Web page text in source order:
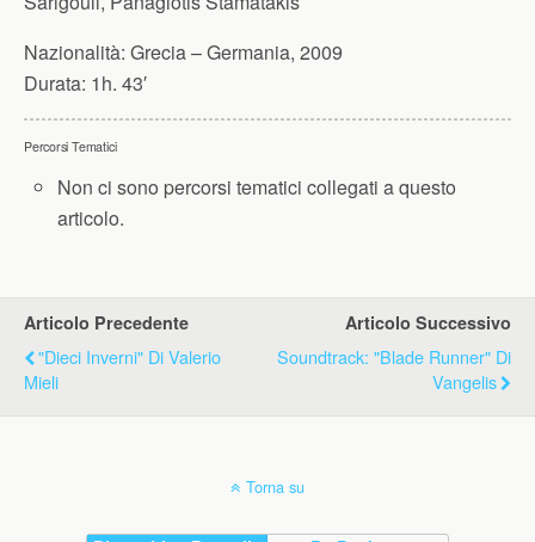
Nazionalità: Grecia – Germania, 2009
Durata: 1h. 43′
Percorsi Tematici
Non ci sono percorsi tematici collegati a questo
articolo.
Articolo Precedente
"Dieci Inverni" Di Valerio
Mieli
Articolo Successivo
Soundtrack: "Blade Runner" Di
Vangelis
Torna su